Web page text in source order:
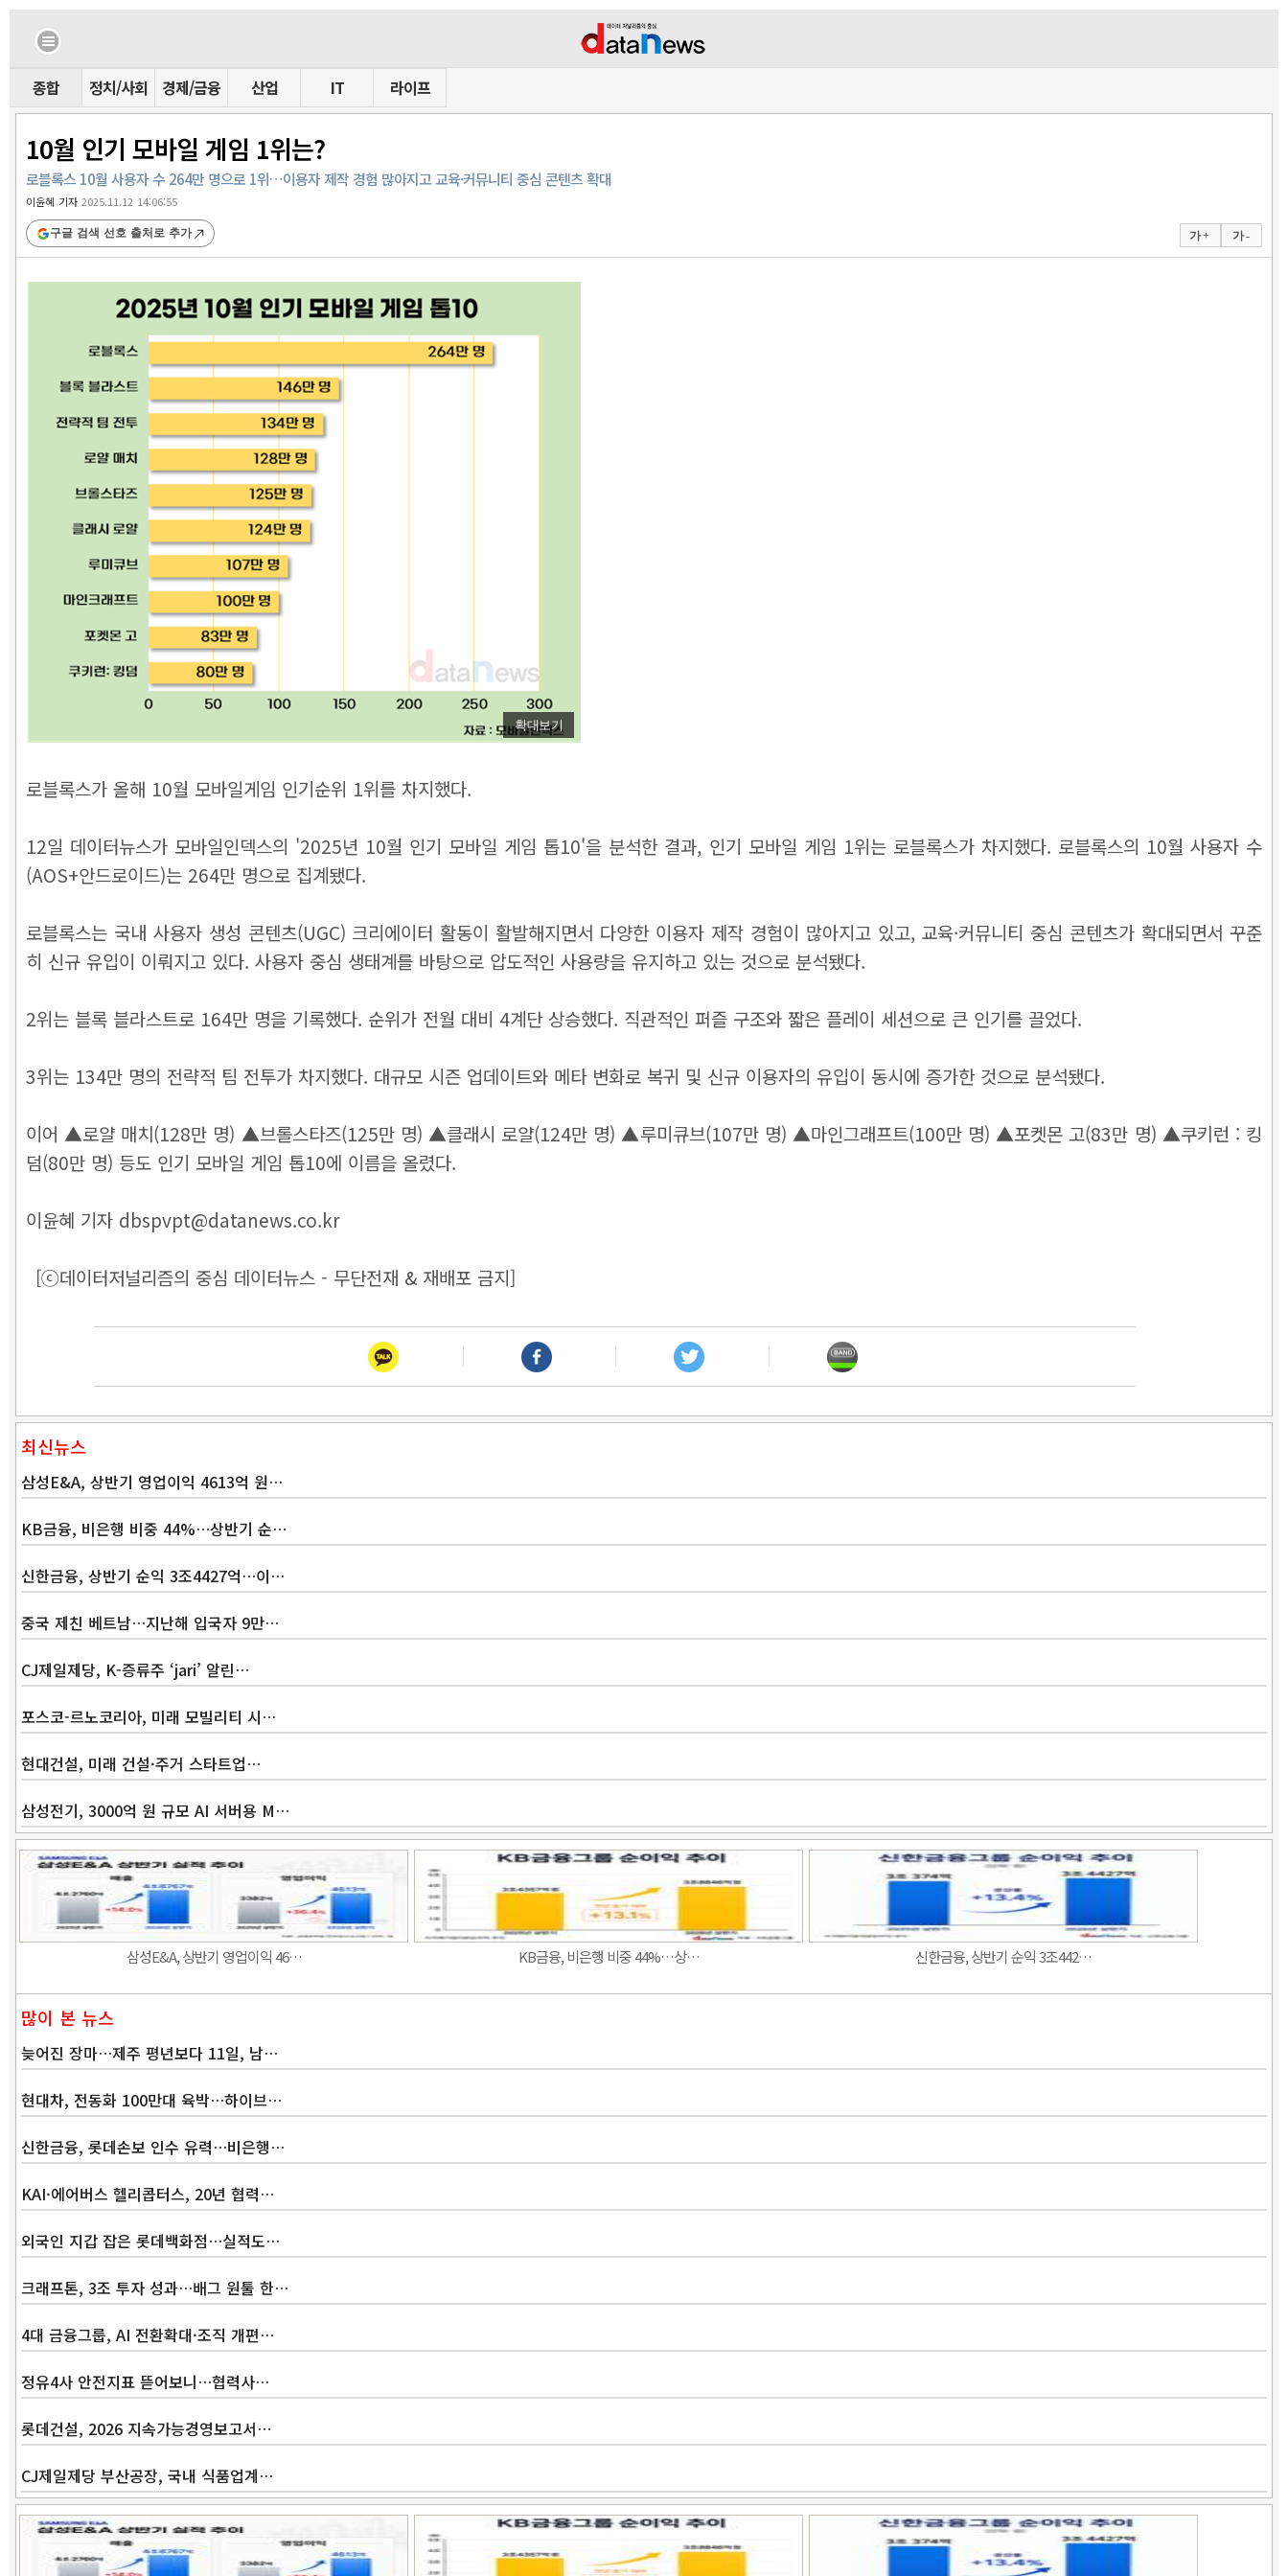
종합 정치/사회 경제/금융 산업 IT 라이프
10월 인기 모바일 게임 1위는?
로블록스 10월 사용자 수 264만 명으로 1위…이용자 제작 경험 많아지고 교육·커뮤니티 중심 콘텐츠 확대
이윤혜 기자2025.11.12 14:06:55
가 + 가 -
구글 검색 선호 출처로 추가
확대보기
로블록스가 올해 10월 모바일게임 인기순위 1위를 차지했다.
12일 데이터뉴스가 모바일인덱스의 '2025년 10월 인기 모바일 게임 톱10'을 분석한 결과, 인기 모바일 게임 1위는 로블록스가 차지했다. 로블록스의 10월 사용자 수
(AOS+안드로이드)는 264만 명으로 집계됐다.
로블록스는 국내 사용자 생성 콘텐츠(UGC) 크리에이터 활동이 활발해지면서 다양한 이용자 제작 경험이 많아지고 있고, 교육·커뮤니티 중심 콘텐츠가 확대되면서 꾸준
히 신규 유입이 이뤄지고 있다. 사용자 중심 생태계를 바탕으로 압도적인 사용량을 유지하고 있는 것으로 분석됐다.
2위는 블록 블라스트로 164만 명을 기록했다. 순위가 전월 대비 4계단 상승했다. 직관적인 퍼즐 구조와 짧은 플레이 세션으로 큰 인기를 끌었다.
3위는 134만 명의 전략적 팀 전투가 차지했다. 대규모 시즌 업데이트와 메타 변화로 복귀 및 신규 이용자의 유입이 동시에 증가한 것으로 분석됐다.
이어 ▲로얄 매치(128만 명) ▲브롤스타즈(125만 명) ▲클래시 로얄(124만 명) ▲루미큐브(107만 명) ▲마인그래프트(100만 명) ▲포켓몬 고(83만 명) ▲쿠키런 : 킹
덤(80만 명) 등도 인기 모바일 게임 톱10에 이름을 올렸다.
이윤혜 기자 dbspvpt@datanews.co.kr
[ⓒ데이터저널리즘의 중심 데이터뉴스 - 무단전재 & 재배포 금지]
최신뉴스
삼성E&A, 상반기 영업이익 4613억 원…
KB금융, 비은행 비중 44%…상반기 순…
신한금융, 상반기 순익 3조4427억…이…
중국 제친 베트남…지난해 입국자 9만…
CJ제일제당, K-증류주 ‘jari’ 알린…
포스코-르노코리아, 미래 모빌리티 시…
현대건설, 미래 건설·주거 스타트업…
삼성전기, 3000억 원 규모 AI 서버용 M…
삼성E&A, 상반기 영업이익 46… KB금융, 비은행 비중 44%…상… 신한금융, 상반기 순익 3조442…
많이 본 뉴스
늦어진 장마…제주 평년보다 11일, 남…
현대차, 전동화 100만대 육박…하이브…
신한금융, 롯데손보 인수 유력…비은행…
KAI·에어버스 헬리콥터스, 20년 협력…
외국인 지갑 잡은 롯데백화점…실적도…
크래프톤, 3조 투자 성과…배그 원툴 한…
4대 금융그룹, AI 전환확대·조직 개편…
정유4사 안전지표 뜯어보니…협력사…
롯데건설, 2026 지속가능경영보고서…
CJ제일제당 부산공장, 국내 식품업계…